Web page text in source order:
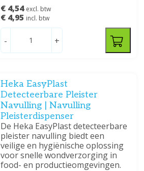
€ 4,54 excl. btw
€ 4,95 incl. btw
- +
Heka EasyPlast
Detecteerbare Pleister
Navulling | Navulling
Pleisterdispenser
De Heka EasyPlast detecteerbare
pleister navulling biedt een
veilige en hygiënische oplossing
voor snelle wondverzorging in
food- en productieomgevingen.